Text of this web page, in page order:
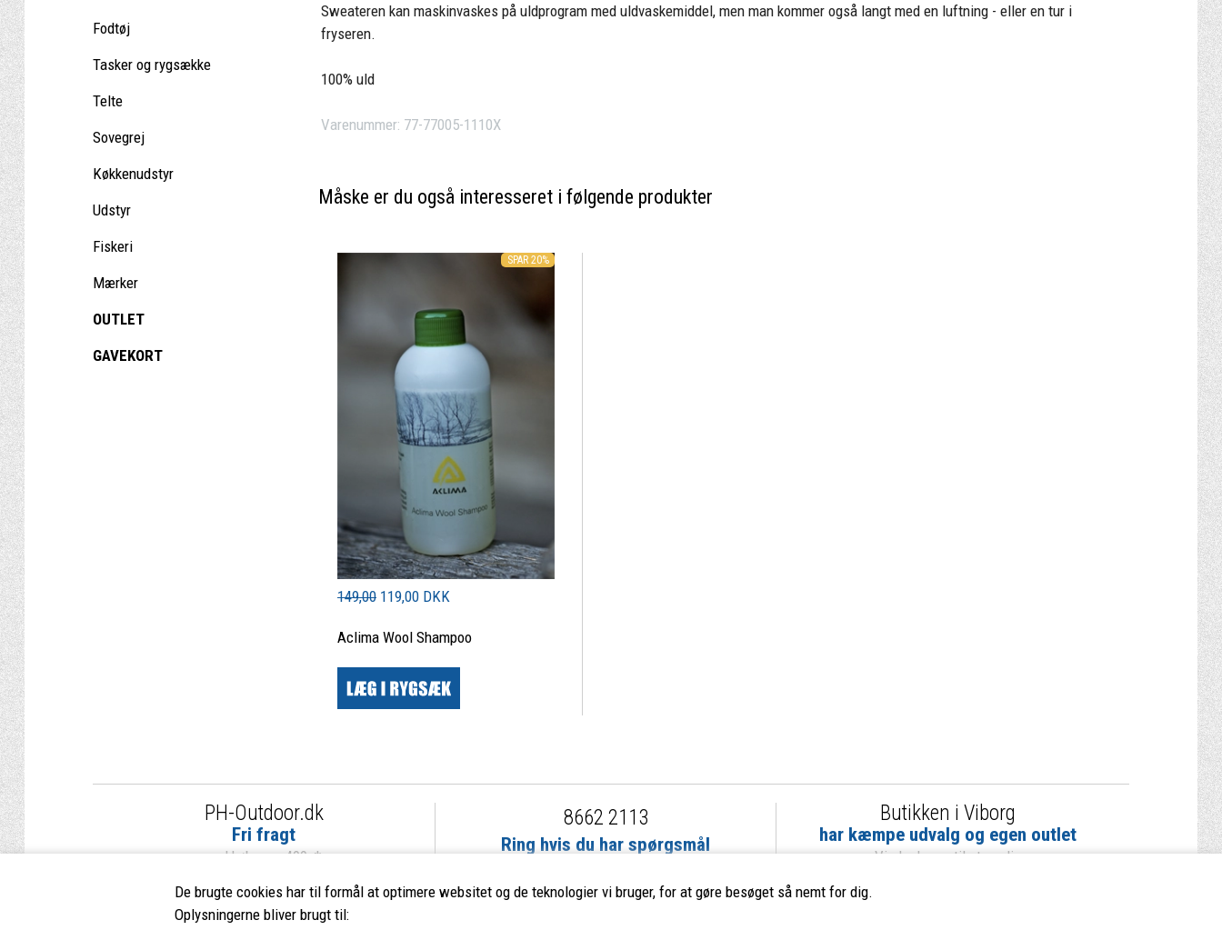
De brugte cookies har til formål at optimere websitet og de teknologier vi bruger, for at gøre besøget så nemt for dig.
Oplysningerne bliver brugt til:
Fodtøj
Tasker og rygsække
Telte
Sovegrej
Køkkenudstyr
Udstyr
Fiskeri
Mærker
OUTLET
GAVEKORT
Sweateren kan maskinvaskes på uldprogram med uldvaskemiddel, men man kommer også langt med en luftning - eller en tur i
fryseren.
100% uld
Varenummer: 77-77005-1110X
Måske er du også interesseret i følgende produkter
SPAR 20%
149,00 119,00 DKK
Aclima Wool Shampoo
PH-Outdoor.dk
Fri fragt
ved køb over 499,-*
8662 2113
Ring hvis du har spørgsmål
Butikken i Viborg
har kæmpe udvalg og egen outlet
Vi glæder os til at se dig